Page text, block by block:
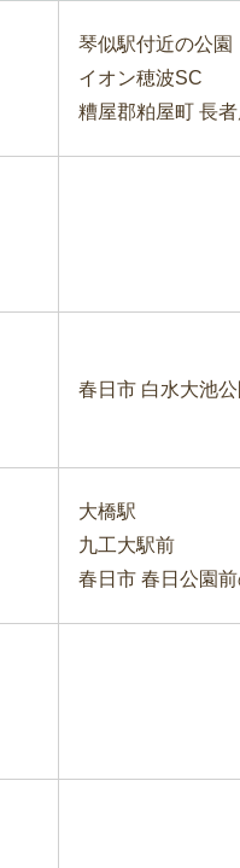
琴似駅付近の公園
イオン穂波SC
糟屋郡粕屋町 長
春日市 白水大池
大橋駅
九工大駅前
春日市 春日公園